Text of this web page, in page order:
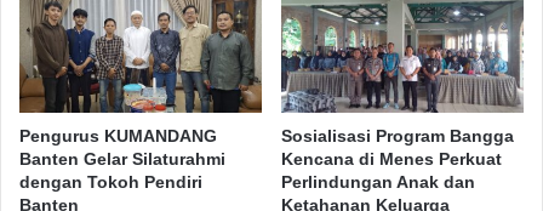
Pengurus KUMANDANG
Banten Gelar Silaturahmi
dengan Tokoh Pendiri
Banten
Sosialisasi Program Bangga
Kencana di Menes Perkuat
Perlindungan Anak dan
Ketahanan Keluarga